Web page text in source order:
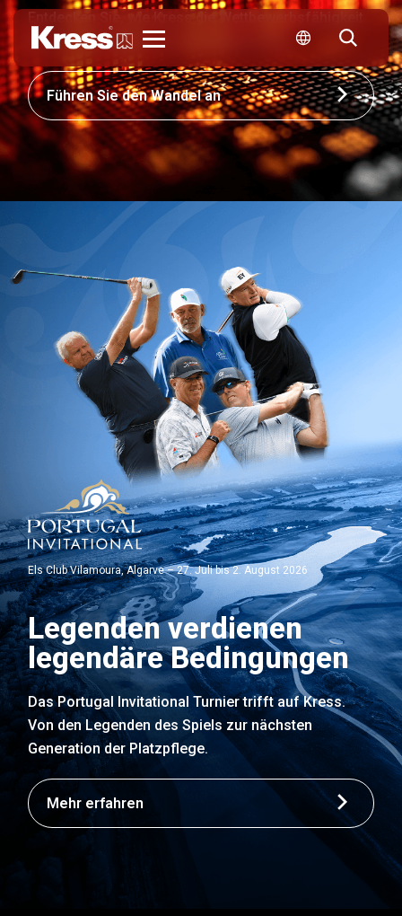
Ihres Unternehmens neu gestalten kann
Führen Sie den Wandel an
Els Club Vilamoura, Algarve – 27. Juli bis 2. August 2026
Legenden verdienen
legendäre Bedingungen
Das Portugal Invitational Turnier trifft auf Kress.
Von den Legenden des Spiels zur nächsten
Generation der Platzpflege.
Mehr erfahren